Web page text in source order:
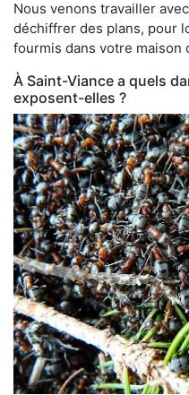
Nous venons travailler
déchiffrer des plans, pour
fourmis dans votre maison
À Saint-Viance a quels
exposent-elles ?